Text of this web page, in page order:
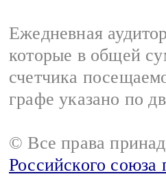
Ежедневная
которые в общей
счетчика
графе указано по
© Все права
Российского союза